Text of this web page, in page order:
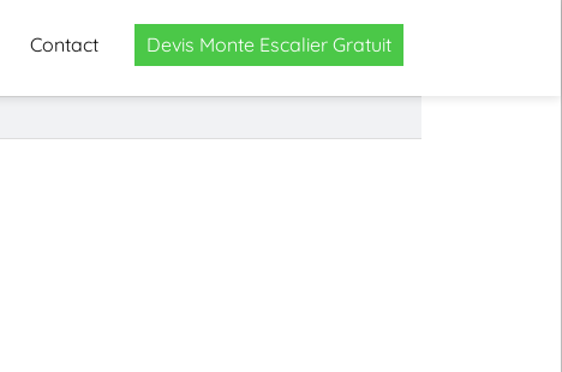
Contact Devis Monte Escalier Gratuit